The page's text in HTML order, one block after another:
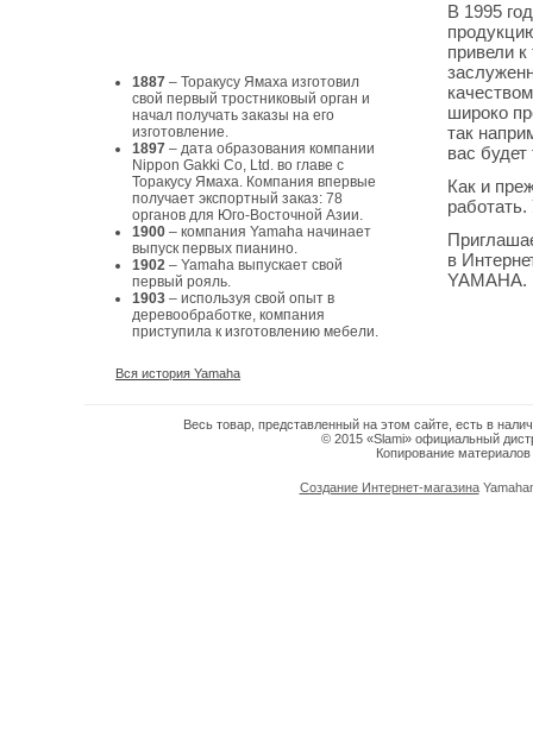
1887 – Торакусу Ямаха изготовил
свой первый тростниковый орган и
начал получать заказы на его
изготовление.
1897 – дата образования компании
Nippon Gakki Co, Ltd. во главе с
Торакусу Ямаха. Компания впервые
получает экспортный заказ: 78
органов для Юго-Восточной Азии.
1900 – компания Yamaha начинает
выпуск первых пианино.
1902 – Yamaha выпускает свой
первый рояль.
1903 – используя свой опыт в
деревообработке, компания
приступила к изготовлению мебели.
Вся история Yamaha
В 1995
привели
широко
так
вас
Как и
в
YAMAHA.
Весь товар, представленный на этом сайте, есть в
© 2015 «Slami» официальный
Копирование
Создание Интернет-магазина